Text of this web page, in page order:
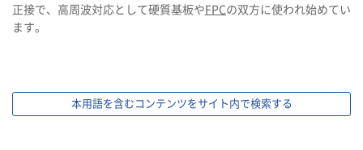
正接で、高周波対応として硬質基板やFPCの双方に使われ始めてい
ます。
本用語を含むコンテンツをサイト内で検索する